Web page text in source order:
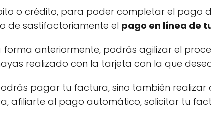
o crédito, para poder completar el pago
de sastifactoriamente el pago en línea de
forma anteriormente, podrás agilizar el
realizado con la tarjeta con la que
pagar tu factura, sino también realizar
afiliarte al pago automático, solicitar tu